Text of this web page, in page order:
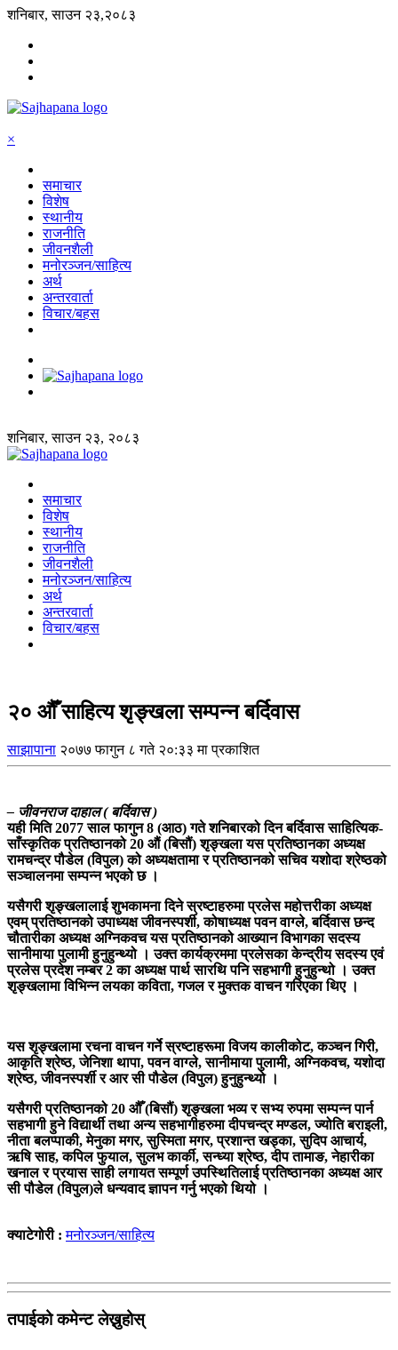
शनिबार, साउन २३,२०८३
×
समाचार
विशेष
स्थानीय
राजनीति
जीवनशैली
मनोरञ्जन/साहित्य
अर्थ
अन्तरवार्ता
विचार/बहस
शनिबार, साउन २३, २०८३
समाचार
विशेष
स्थानीय
राजनीति
जीवनशैली
मनोरञ्जन/साहित्य
अर्थ
अन्तरवार्ता
विचार/बहस
२० औँ साहित्य शृङ्खला सम्पन्न बर्दिवास
साझापाना २०७७ फागुन ८ गते २०:३३ मा प्रकाशित
– जीवनराज दाहाल ( बर्दिवास )
यही मिति 2077 साल फागुन 8 (आठ) गते शनिबारको दिन बर्दिवास साहित्यिक-
साँस्कृतिक प्रतिष्ठानको 20 औं (बिसौं) शृङ्खला यस प्रतिष्ठानका अध्यक्ष
रामचन्द्र पौडेल (विपुल) को अध्यक्षतामा र प्रतिष्ठानको सचिव यशोदा श्रेष्ठको
सञ्चालनमा सम्पन्न भएको छ ।
यसैगरी शृङ्खलालाई शुभकामना दिने स्रष्टाहरुमा प्रलेस महोत्तरीका अध्यक्ष
एवम् प्रतिष्ठानको उपाध्यक्ष जीवनस्पर्शी, कोषाध्यक्ष पवन वाग्ले, बर्दिवास छन्द
चौतारीका अध्यक्ष अग्निकवच यस प्रतिष्ठानको आख्यान विभागका सदस्य
सानीमाया पुलामी हुनुहुन्थ्यो । उक्त कार्यक्रममा प्रलेसका केन्द्रीय सदस्य एवं
प्रलेस प्रदेश नम्बर 2 का अध्यक्ष पार्थ सारथि पनि सहभागी हुनुहुन्थो । उक्त
शृङ्खलामा विभिन्न लयका कविता, गजल र मुक्तक वाचन गरिएका थिए ।
यस शृङ्खलामा रचना वाचन गर्ने स्रष्टाहरूमा विजय कालीकोट, कञ्चन गिरी,
आकृति श्रेष्ठ, जेनिशा थापा, पवन वाग्ले, सानीमाया पुलामी, अग्निकवच, यशोदा
श्रेष्ठ, जीवनस्पर्शी र आर सी पौडेल (विपुल) हुनुहुन्थ्यो ।
यसैगरी प्रतिष्ठानको 20 औँ (बिसौं) शृङ्खला भव्य र सभ्य रुपमा सम्पन्न पार्न
सहभागी हुने विद्यार्थी तथा अन्य सहभागीहरुमा दीपचन्द्र मण्डल, ज्योति बराइली,
नीता बलप्पाकी, मेनुका मगर, सुस्मिता मगर, प्रशान्त खड्का, सुदिप आचार्य,
ऋषि साह, कपिल फुयाल, सुलभ कार्की, सन्ध्या श्रेष्ठ, दीप तामाङ, नेहारीका
खनाल र प्रयास साही लगायत सम्पूर्ण उपस्थितिलाई प्रतिष्ठानका अध्यक्ष आर
सी पौडेल (विपुल)ले धन्यवाद ज्ञापन गर्नु भएको थियो ।
क्याटेगोरी :मनोरञ्जन/साहित्य
तपाईको कमेन्ट लेख्नुहोस्